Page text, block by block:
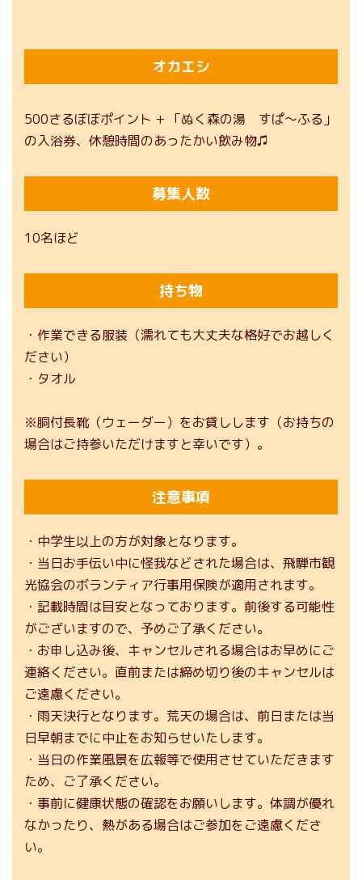
オカエシ
500さるぼぼポイント + 「ぬく森の湯 すぱ～ふる」
の入浴券、休憩時間のあったかい飲み物♫
募集人数
10名ほど
持ち物
・作業できる服装（濡れても大丈夫な格好でお越しく
ださい）
・タオル
※胴付長靴（ウェーダー）をお貸しします（お持ちの
場合はご持参いただけますと幸いです）。
注意事項
・中学生以上の方が対象となります。
・当日お手伝い中に怪我などされた場合は、飛騨市観
光協会のボランティア行事用保険が適用されます。
・記載時間は目安となっております。前後する可能性
がございますので、予めご了承ください。
・お申し込み後、キャンセルされる場合はお早めにご
連絡ください。直前または締め切り後のキャンセルは
ご遠慮ください。
・雨天決行となります。荒天の場合は、前日または当
日早朝までに中止をお知らせいたします。
・当日の作業風景を広報等で使用させていただきます
ため、ご了承ください。
・事前に健康状態の確認をお願いします。体調が優れ
なかったり、熱がある場合はご参加をご遠慮くださ
い。